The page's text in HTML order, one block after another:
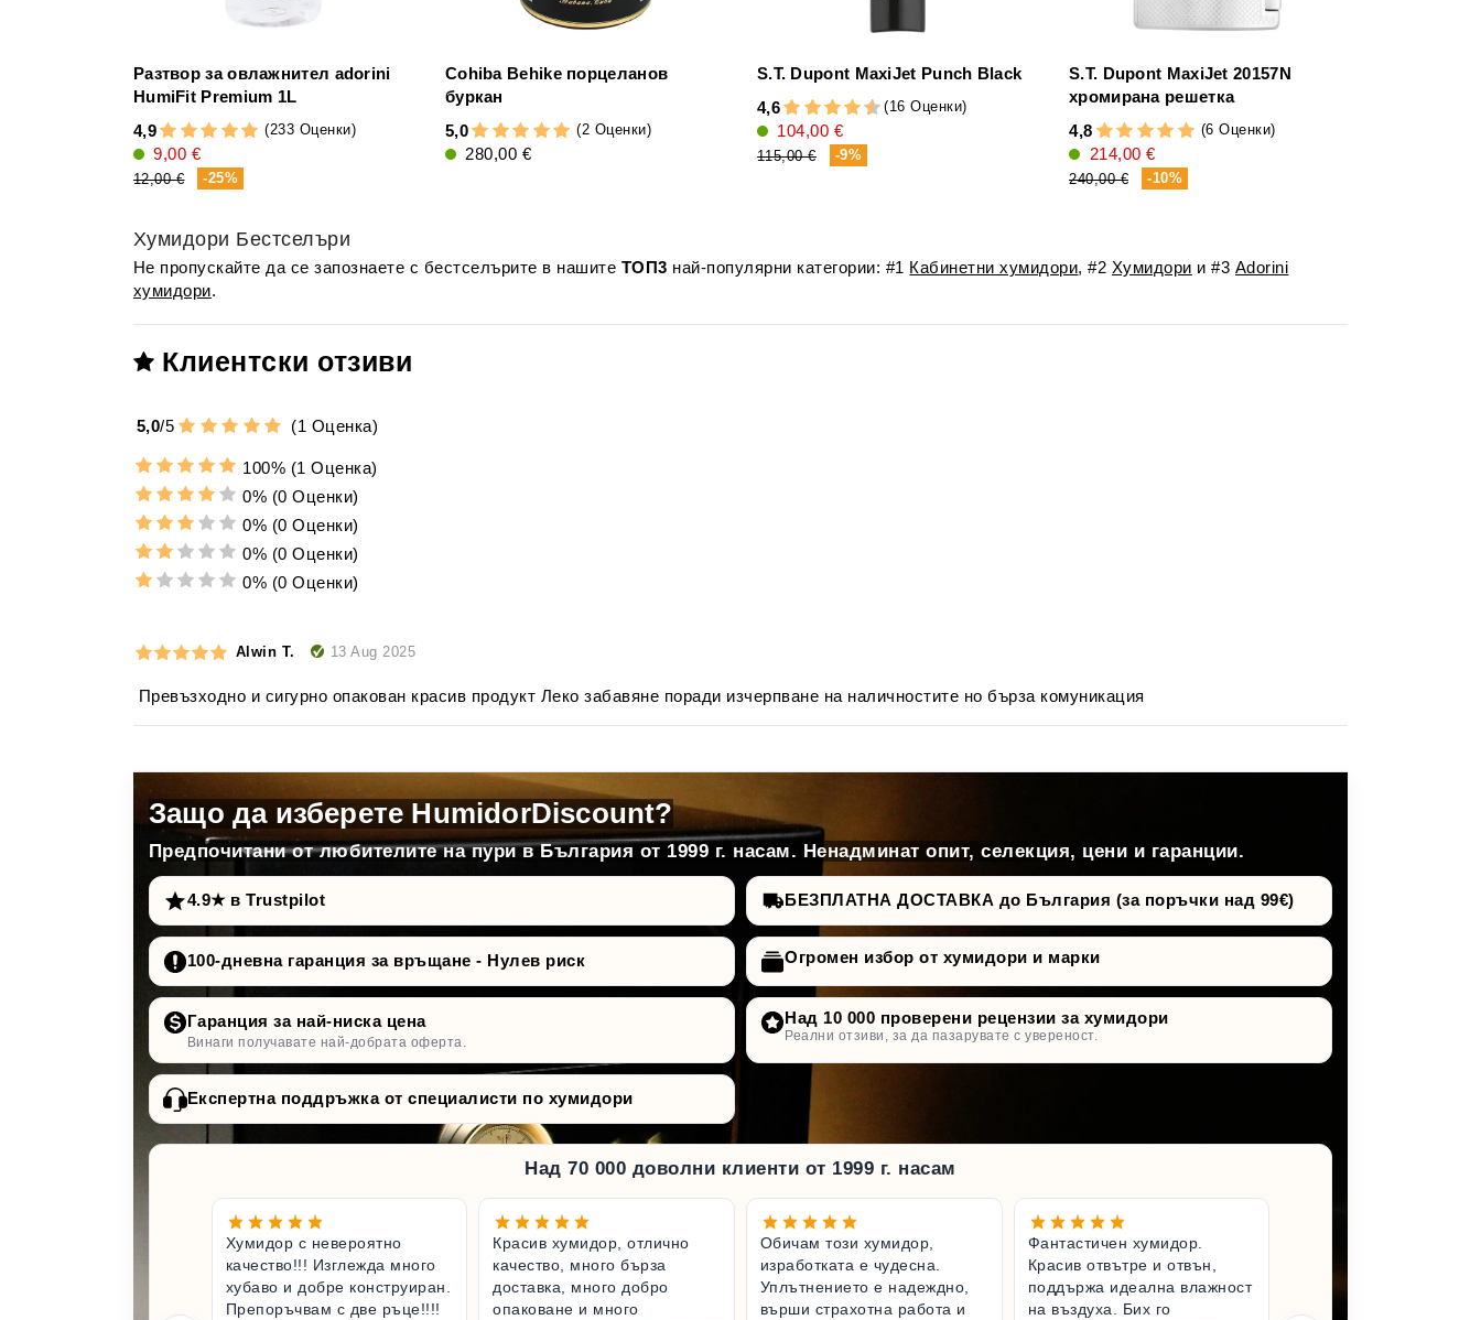
Разтвор за овлажнител adorini
HumiFit Premium 1L
4,9
(233 Оценки)
9,00 €
12,00 € -25%
Cohiba Behike порцеланов
буркан
5,0
(2 Оценки)
280,00 €
S.T. Dupont MaxiJet Punch Black
4,6
(16 Оценки)
104,00 €
115,00 € -9%
S.T. Dupont MaxiJet 20157N
хромирана решетка
4,8
(6 Оценки)
214,00 €
240,00 € -10%
Хумидори Бестселъри
Не пропускайте да се запознаете с бестселърите в нашите ТОП3 най-популярни категории: #1 Кабинетни хумидори, #2 Хумидори и #3 Adorini
хумидори.
Клиентски отзиви
5,0/5 (1 Оценка)
100% (1 Оценка)
0% (0 Оценки)
0% (0 Оценки)
0% (0 Оценки)
0% (0 Оценки)
Alwin T. 13 Aug 2025
Превъзходно и сигурно опакован красив продукт Леко забавяне поради изчерпване на наличностите но бърза комуникация
Защо да изберете HumidorDiscount?
Предпочитани от любителите на пури в България от 1999 г. насам. Ненадминат опит, селекция, цени и гаранции.
4.9★ в Trustpilot БЕЗПЛАТНА ДОСТАВКА до България (за поръчки над 99€)
100-дневна гаранция за връщане - Нулев риск Огромен избор от хумидори и марки
Гаранция за най-ниска цена
Винаги получавате най-добрата оферта.
Над 10 000 проверени рецензии за хумидори
Реални отзиви, за да пазарувате с увереност.
Експертна поддръжка от специалисти по хумидори
Над 70 000 доволни клиенти от 1999 г. насам
Хумидор с невероятно
качество!!! Изглежда много
хубаво и добре конструиран.
Препоръчвам с две ръце!!!!
Красив хумидор, отлично
качество, много бърза
доставка, много добро
опаковане и много
Обичам този хумидор,
изработката е чудесна.
Уплътнението е надеждно,
върши страхотна работа и
Фантастичен хумидор.
Красив отвътре и отвън,
поддържа идеална влажност
на въздуха. Бих го